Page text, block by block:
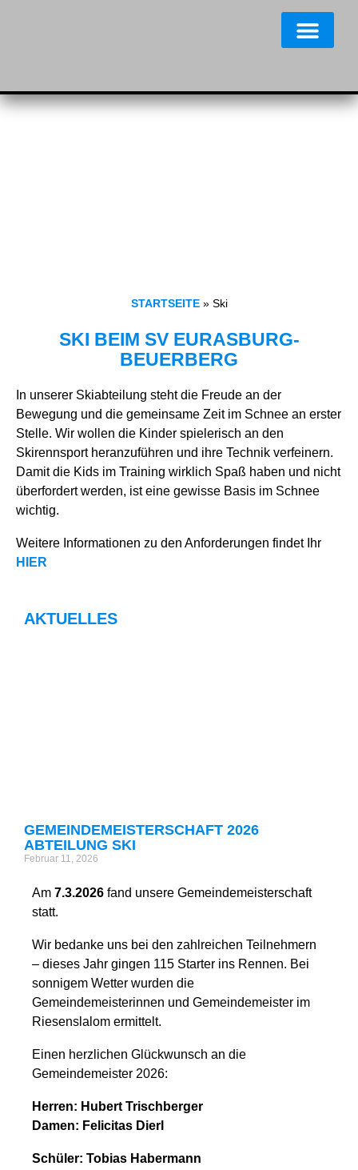
STARTSEITE» Ski
SKI BEIM SV EURASBURG-
BEUERBERG
In unserer Skiabteilung steht die Freude an der
Bewegung und die gemeinsame Zeit im Schnee an erster
Stelle. Wir wollen die Kinder spielerisch an den
Skirennsport heranzuführen und ihre Technik verfeinern.
Damit die Kids im Training wirklich Spaß haben und nicht
überfordert werden, ist eine gewisse Basis im Schnee
wichtig.
Weitere Informationen zu den Anforderungen findet Ihr
HIER
AKTUELLES
GEMEINDEMEISTERSCHAFT 2026
ABTEILUNG SKI
Februar 11, 2026
Am 7.3.2026 fand unsere Gemeindemeisterschaft
statt.
Wir bedanke uns bei den zahlreichen Teilnehmern
– dieses Jahr gingen 115 Starter ins Rennen. Bei
sonnigem Wetter wurden die
Gemeindemeisterinnen und Gemeindemeister im
Riesenslalom ermittelt.
Einen herzlichen Glückwunsch an die
Gemeindemeister 2026:
Herren: Hubert Trischberger
Damen: Felicitas Dierl
Schüler: Tobias Habermann